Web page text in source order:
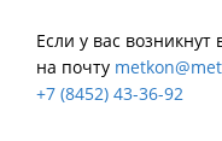
Если у вас
на почту
+7 (8452) 43-36-92